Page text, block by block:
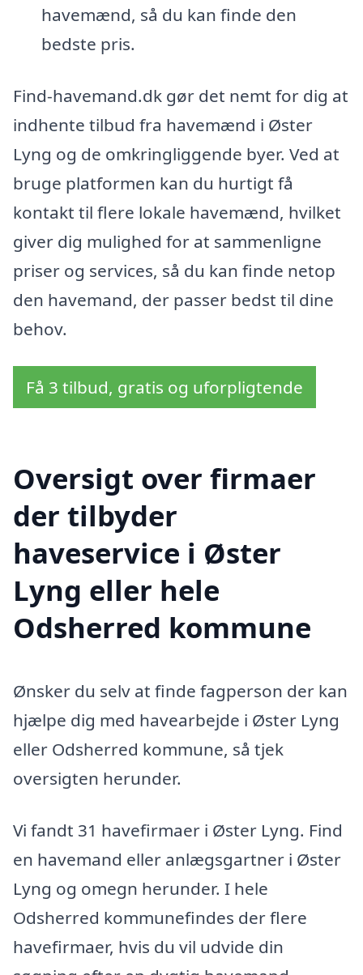
havemænd, så du kan finde den
bedste pris.
Find-havemand.dk gør det nemt for dig at
indhente tilbud fra havemænd i Øster
Lyng og de omkringliggende byer. Ved at
bruge platformen kan du hurtigt få
kontakt til flere lokale havemænd, hvilket
giver dig mulighed for at sammenligne
priser og services, så du kan finde netop
den havemand, der passer bedst til dine
behov.
Få 3 tilbud, gratis og uforpligtende
Oversigt over firmaer
der tilbyder
haveservice i Øster
Lyng eller hele
Odsherred kommune
Ønsker du selv at finde fagperson der kan
hjælpe dig med havearbejde i Øster Lyng
eller Odsherred kommune, så tjek
oversigten herunder.
Vi fandt 31 havefirmaer i Øster Lyng. Find
en havemand eller anlægsgartner i Øster
Lyng og omegn herunder. I hele
Odsherred kommunefindes der flere
havefirmaer, hvis du vil udvide din